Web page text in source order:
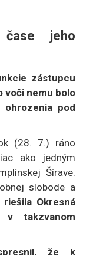
jeho
zástupcu
voči nemu bolo
pod
(28. 7.) ráno
ako jedným
Šírave.
slobode a
riešila Okresná
v takzvanom
že k